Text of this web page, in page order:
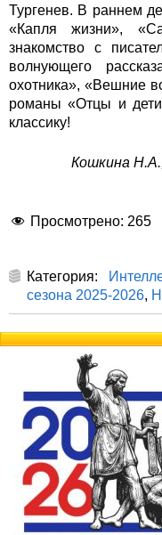
Тургенев. В раннем
«Капля жизни»,
знакомство с
волнующего
охотника», «Вешние
романы «Отцы и
классику!
Кошкина
Просмотрено: 265
Категория:
сезона 2025-2026,